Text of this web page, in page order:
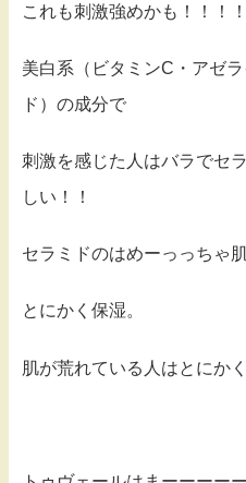
これも刺激強めかも！！！！
美白系（ビタミンC・アゼ
ド）の成分で
刺激を感じた人はバラでセ
しい！！
セラミドのはめーっっちゃ
とにかく保湿。
肌が荒れている人はとにか